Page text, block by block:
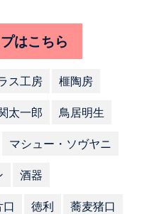
はこちら
ス工房 榧陶房
太一郎 鳥居明生
マシュー・ソヴヤニ
酒器
口 徳利 蕎麦猪口